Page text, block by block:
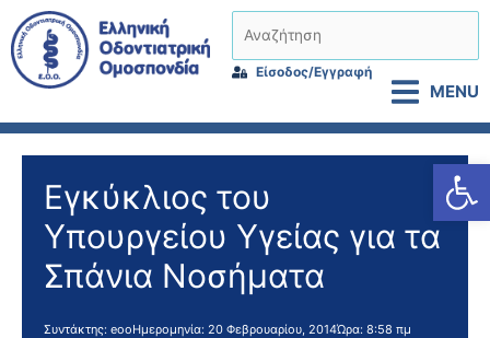
Μετάβαση
στο
περιεχόμενο
Είσοδος/Εγγραφή
MENU
Εγκύκλιος του
Υπουργείου Υγείας για τα
Σπάνια Νοσήματα
Συντάκτης: eooΗμερομηνία: 20 Φεβρουαρίου, 2014Ώρα: 8:58 πμ